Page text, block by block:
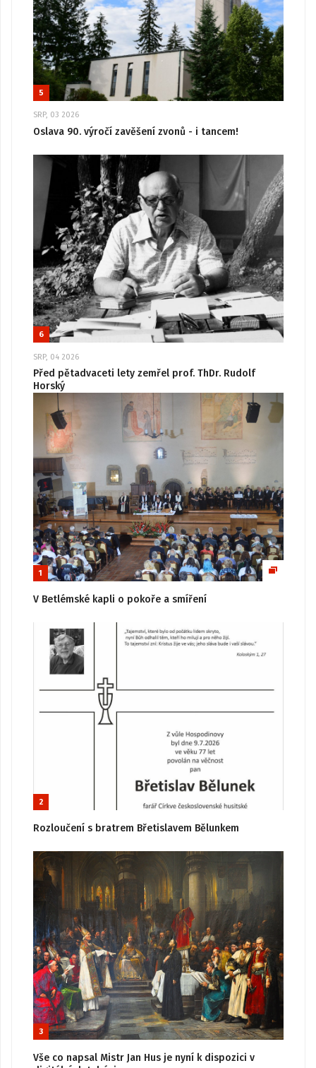
5
SRP, 03 2026
Oslava 90. výročí zavěšení zvonů - i tancem!
6
SRP, 04 2026
Před pětadvaceti lety zemřel prof. ThDr. Rudolf
Horský
1
V Betlémské kapli o pokoře a smíření
2
Rozloučení s bratrem Břetislavem Bělunkem
3
Vše co napsal Mistr Jan Hus je nyní k dispozici v